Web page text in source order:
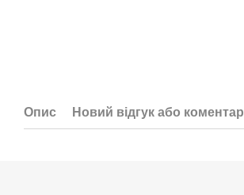
Опис Новий відгук або коментар